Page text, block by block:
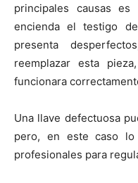
principales causas
encienda el testigo
presenta
reemplazar esta
funcionara
Una llave defectuosa
pero, en este caso
profesionales para